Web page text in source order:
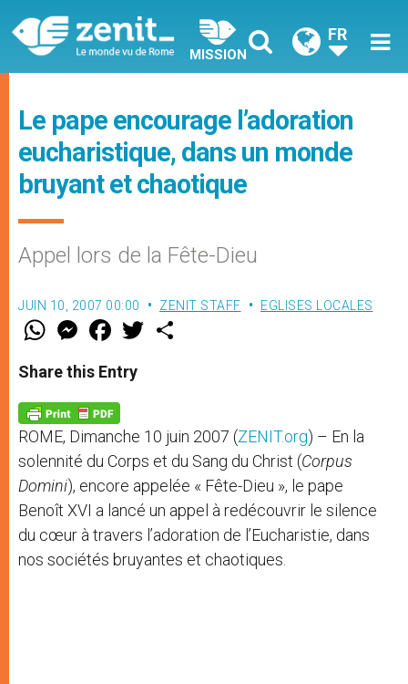
MISSION
FR
Le pape encourage l’adoration
eucharistique, dans un monde
bruyant et chaotique
Appel lors de la Fête-Dieu
JUIN 10, 2007 00:00 ZENIT STAFF EGLISES LOCALES
W
t
s
p
p
M
e
s
e
g
e
r
F
a
e
b
o
k
w
Share this Entry
ROME, Dimanche 10 juin 2007 (ZENIT.org) – En la
solennité du Corps et du Sang du Christ (Corpus
Domini), encore appelée « Fête-Dieu », le pape
Benoît XVI a lancé un appel à redécouvrir le silence
du cœur à travers l’adoration de l’Eucharistie, dans
nos sociétés bruyantes et chaotiques.